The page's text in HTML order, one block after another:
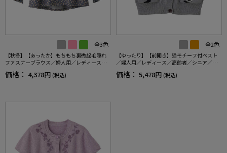
全3色
【秋冬】【あったか】もちもち裏微起毛隠れ
ファスナーブラウス／婦人用／レディース／
高齢者／シニア／後ろ長め／名前記入欄付／
のびのび／ゆったり／おしゃれ／ギフト／プ
価格： 4,378円 (税込)
全2色
【ゆったり】【前開き】猫モチーフ付ベスト
／婦人用／レディース／高齢者／シニア／猫
柄／カジュアル／プレゼント／ギフト 【C
F】
価格： 5,478円 (税込)